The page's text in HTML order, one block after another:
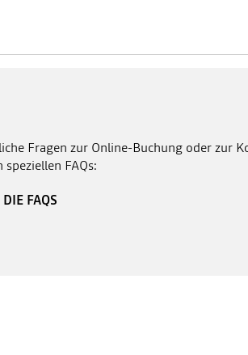
Fragen zur Online-Buchung oder zur
FAQs:
FAQS